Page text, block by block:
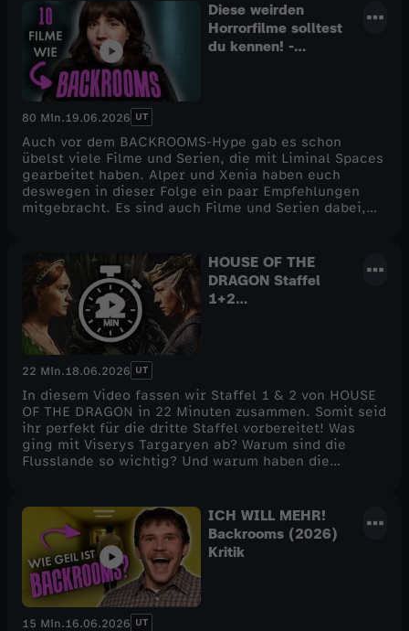
Diese weirden
Horrorfilme solltest
du kennen! -
80 Min.19.06.2026 UT
Auch vor dem BACKROOMS-Hype gab es schon
übelst viele Filme und Serien, die mit Liminal Spaces
gearbeitet haben. Alper und Xenia haben euch
deswegen in dieser Folge ein paar Empfehlungen
mitgebracht. Es sind auch Filme und Serien dabei,
auf CINEMA STRIKES BACK! Viel Spaß. :)
HOUSE OF THE
DRAGON Staffel
1+2
22 Min.18.06.2026 UT
In diesem Video fassen wir Staffel 1 & 2 von HOUSE
OF THE DRAGON in 22 Minuten zusammen. Somit seid
ihr perfekt für die dritte Staffel vorbereitet! Was
ging mit Viserys Targaryen ab? Warum sind die
Flusslande so wichtig? Und warum haben die
Viel Spaß. :)
ICH WILL MEHR!
Backrooms (2026)
Kritik
15 Min.16.06.2026 UT